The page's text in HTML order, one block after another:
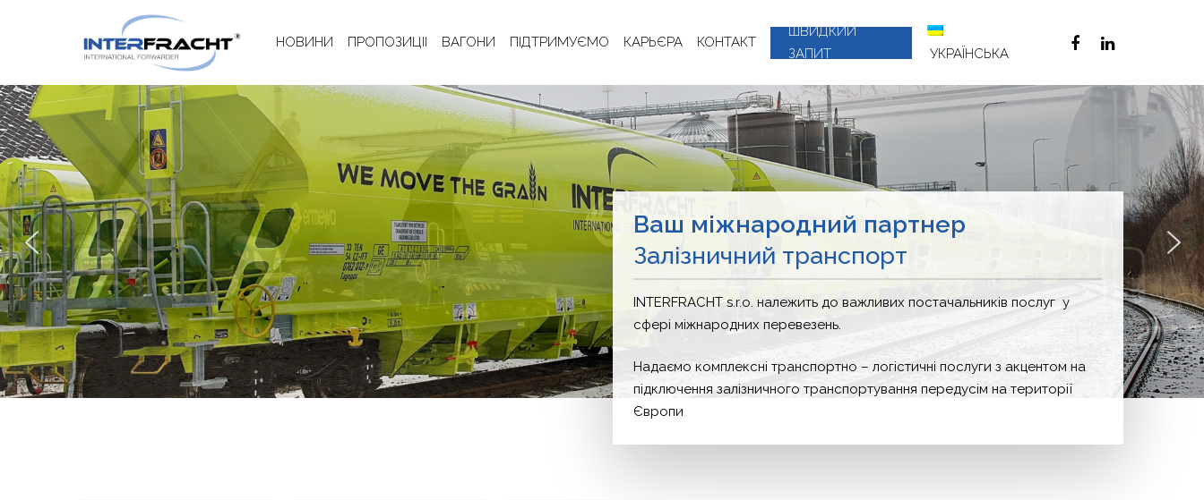
НОВИНИ ПРОПОЗИЦІІ ВАГОНИ ПІДТРИМУЄМО КАРЬЄРА КОНТАКТ
ШВИДКИЙ
ЗАПИТ
УКРАЇНСЬКА
Ваш міжнародний партнер
Залізничний транспорт
INTERFRACHT s.r.o. належить до важливих постачальників послуг у
сфері міжнародних перевезень.
Надаємо комплексні транспортно – логістичні послуги з акцентом на
підключення залізничного транспортування передусім на території
Європи